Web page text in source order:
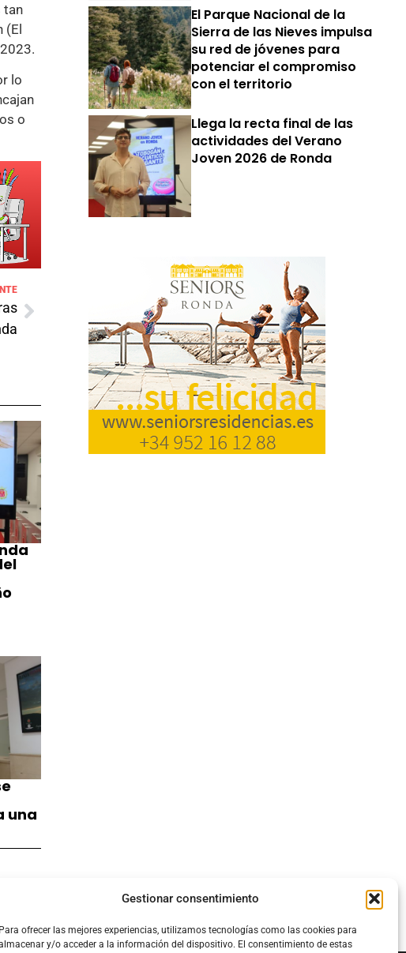
Gestionar consentimiento
Para ofrecer las mejores experiencias, utilizamos tecnologías como las cookies para
y/o acceder a la información del dispositivo. El consentimiento de estas
tan
(El
lo
o
una
El Parque Nacional de la
Sierra de las Nieves impulsa
su red de jóvenes para
potenciar el compromiso
con el territorio
Llega la recta final de las
actividades del Verano
Joven 2026 de Ronda